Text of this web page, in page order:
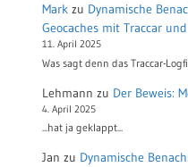
Mark zu Dynamische
Geocaches mit Traccar
11. April 2025
Was sagt denn das Traccar-
Lehmann zu Der Beweis:
4. April 2025
...hat ja geklappt...
Jan zu Dynamische